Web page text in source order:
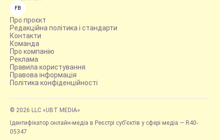
FB
Про проєкт
Редакційна політика і стандарти
Контакти
Команда
Про компанію
Реклама
Правила користування
Правова інформація
Політика конфіденційності
© 2026 LLC «UBT MEDIA»
Ідентифікатор онлайн-медіа в Реєстрі суб’єктів у сфері медіа — R40-
05347